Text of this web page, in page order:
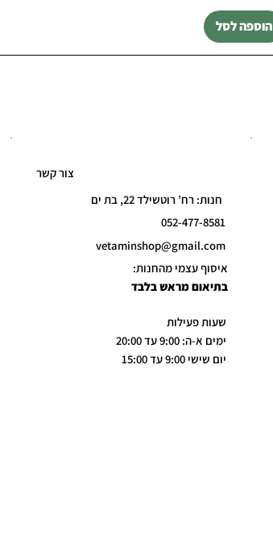
הוספה לסל
חנות: רח’ רוטשילד 22, בת ים
052-477-8581
vetaminshop@gmail.com
איסוף עצמי מהחנות:
בתיאום מראש בלבד
שעות פעילות
ימים א-ה: 9:00 עד 20:00
יום שישי 9:00 עד 15:00
צור קשר